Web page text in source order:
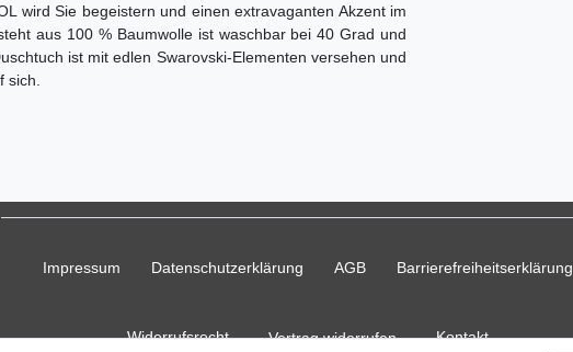
wird Sie begeistern und einen extravaganten Akzent im
aus 100 % Baumwolle ist waschbar bei 40 Grad und
ist mit edlen Swarovski-Elementen versehen und
sich.
Impressum Daten­schutz­erklärung AGB Barrierefreiheitserklärung
Widerrufs­recht Vertrag widerrufen Kontakt